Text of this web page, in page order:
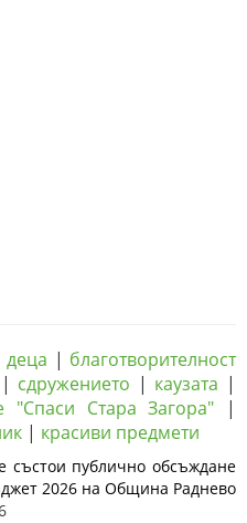
деца | благотворителност
| сдружението | каузата |
"Спаси Стара Загора" |
| красиви предмети
състои публично обсъждане
2026 на Община Раднево